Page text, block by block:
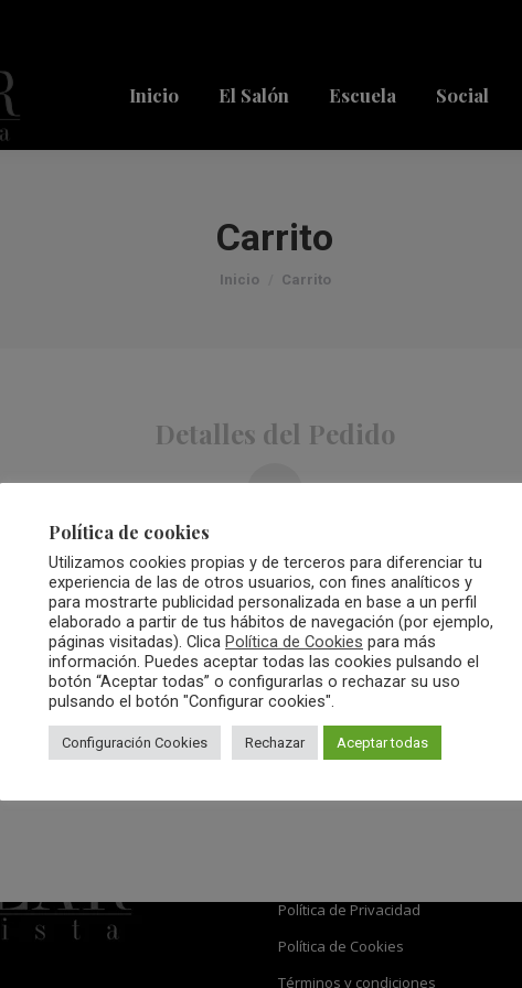
Inicio El Salón Escuela Social
Carrito
Estás aquí:
Inicio Carrito
Detalles del Pedido
2
Política de Privacidad
Política de Cookies
Términos y condiciones
Política de cookies
Utilizamos cookies propias y de terceros para diferenciar tu
experiencia de las de otros usuarios, con fines analíticos y
para mostrarte publicidad personalizada en base a un perfil
elaborado a partir de tus hábitos de navegación (por ejemplo,
páginas visitadas). Clica Política de Cookies para más
información. Puedes aceptar todas las cookies pulsando el
botón “Aceptar todas” o configurarlas o rechazar su uso
pulsando el botón "Configurar cookies".
Configuración Cookies Rechazar Aceptar todas